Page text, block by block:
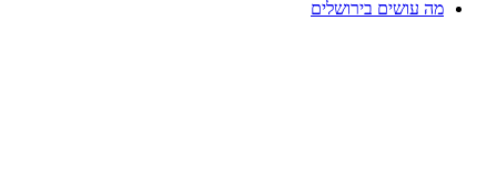
מה עושים בירושלים